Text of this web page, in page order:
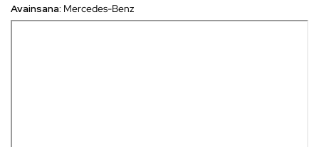
Avainsana: Mercedes-Benz